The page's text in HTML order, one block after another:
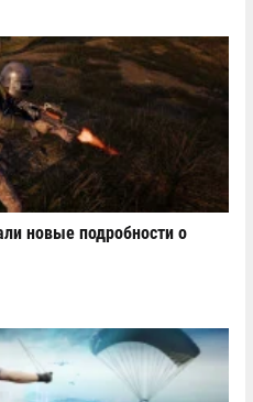
новые подробности о